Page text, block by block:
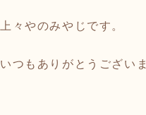
上々やのみやじです。
いつもありがとうござい